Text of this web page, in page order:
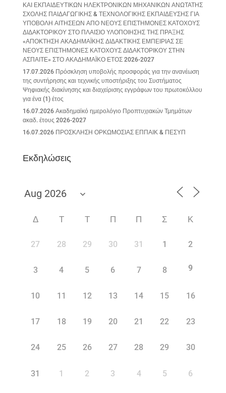
ΚΑΙ ΕΚΠΑΙΔΕΥΤΙΚΩΝ ΗΛΕΚΤΡΟΝΙΚΩΝ ΜΗΧΑΝΙΚΩΝ ΑΝΩΤΑΤΗΣ
ΣΧΟΛΗΣ ΠΑΙΔΑΓΩΓΙΚΗΣ & ΤΕΧΝΟΛΟΓΙΚΗΣ ΕΚΠΑΙΔΕΥΣΗΣ ΓΙΑ
ΥΠΟΒΟΛΗ ΑΙΤΗΣΕΩΝ ΑΠΟ ΝΕΟΥΣ ΕΠΙΣΤΗΜΟΝΕΣ ΚΑΤΟΧΟΥΣ
ΔΙΔΑΚΤΟΡΙΚΟΥ ΣΤΟ ΠΛΑΙΣΙΟ ΥΛΟΠΟΙΗΣΗΣ ΤΗΣ ΠΡΑΞΗΣ
«ΑΠΟΚΤΗΣΗ ΑΚΑΔΗΜΑΪΚΗΣ ΔΙΔΑΚΤΙΚΗΣ ΕΜΠΕΙΡΙΑΣ ΣΕ
ΝΕΟΥΣ ΕΠΙΣΤΗΜΟΝΕΣ ΚΑΤΟΧΟΥΣ ΔΙΔΑΚΤΟΡΙΚΟΥ ΣΤΗΝ
ΑΣΠΑΙΤΕ» ΣΤΟ ΑΚΑΔΗΜΑΪΚΟ ΕΤΟΣ 2026-2027
17.07.2026 Πρόσκληση υποβολής προσφοράς για την ανανέωση
της συντήρησης και τεχνικής υποστήριξης του Συστήματος
Ψηφιακής διακίνησης και διαχείρισης εγγράφων του πρωτοκόλλου
για ένα (1) έτος
16.07.2026 Ακαδημαϊκό ημερολόγιο Προπτυχιακών Τμημάτων
ακαδ. έτους 2026-2027
16.07.2026 ΠΡΟΣΚΛΗΣΗ ΟΡΚΩΜΟΣΙΑΣ ΕΠΠΑΙΚ & ΠΕΣΥΠ
Εκδηλώσεις
Δ Τ Τ Π Π Σ Κ
27 28 29 30 31 1 2
3 4 5 6 7 8 9
10 11 12 13 14 15 16
17 18 19 20 21 22 23
24 25 26 27 28 29 30
31 1 2 3 4 5 6